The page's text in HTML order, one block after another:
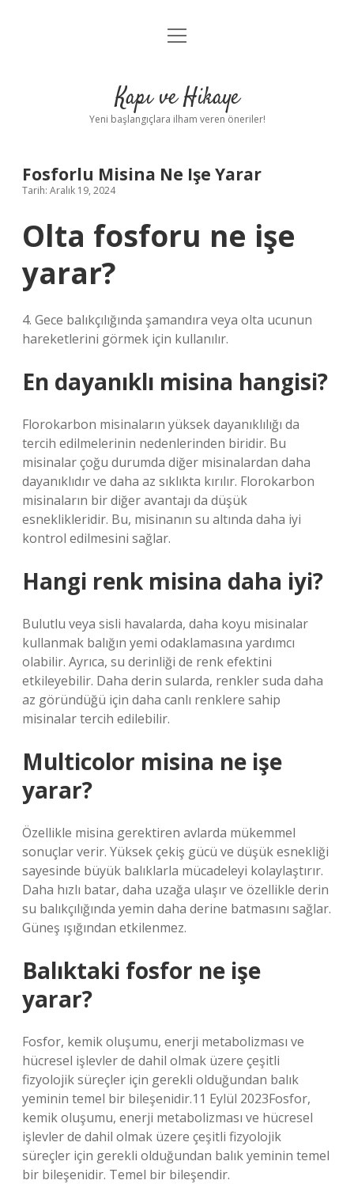
Anasayfa
Yasal Uyarı
menüyü
Kapı ve Hikaye
Yeni başlangıçlara ilham veren öneriler!
Fosforlu Misina Ne Işe Yarar
Tarih: Aralık 19, 2024
Olta fosforu ne işe
yarar?
4. Gece balıkçılığında şamandıra veya olta ucunun
hareketlerini görmek için kullanılır.
En dayanıklı misina hangisi?
Florokarbon misinaların yüksek dayanıklılığı da
tercih edilmelerinin nedenlerinden biridir. Bu
misinalar çoğu durumda diğer misinalardan daha
dayanıklıdır ve daha az sıklıkta kırılır. Florokarbon
misinaların bir diğer avantajı da düşük
esneklikleridir. Bu, misinanın su altında daha iyi
kontrol edilmesini sağlar.
Hangi renk misina daha iyi?
Bulutlu veya sisli havalarda, daha koyu misinalar
kullanmak balığın yemi odaklamasına yardımcı
olabilir. Ayrıca, su derinliği de renk efektini
etkileyebilir. Daha derin sularda, renkler suda daha
az göründüğü için daha canlı renklere sahip
misinalar tercih edilebilir.
Multicolor misina ne işe
yarar?
Özellikle misina gerektiren avlarda mükemmel
sonuçlar verir. Yüksek çekiş gücü ve düşük esnekliği
sayesinde büyük balıklarla mücadeleyi kolaylaştırır.
Daha hızlı batar, daha uzağa ulaşır ve özellikle derin
su balıkçılığında yemin daha derine batmasını sağlar.
Güneş ışığından etkilenmez.
Balıktaki fosfor ne işe
yarar?
Fosfor, kemik oluşumu, enerji metabolizması ve
hücresel işlevler de dahil olmak üzere çeşitli
fizyolojik süreçler için gerekli olduğundan balık
yeminin temel bir bileşenidir.11 Eylül 2023Fosfor,
kemik oluşumu, enerji metabolizması ve hücresel
işlevler de dahil olmak üzere çeşitli fizyolojik
süreçler için gerekli olduğundan balık yeminin temel
bir bileşenidir. Temel bir bileşendir.